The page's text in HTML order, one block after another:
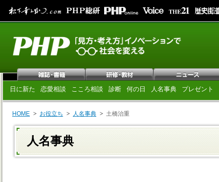
日に新た 恋愛相談 こころ相談 診断 何の日 人名事典 プレゼント
HOME お役立ち 人名事典 土橋治重
人名事典